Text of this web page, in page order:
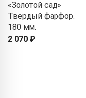
«Золотой сад»
Твердый фарфор.
180 мм.
2 070 ₽